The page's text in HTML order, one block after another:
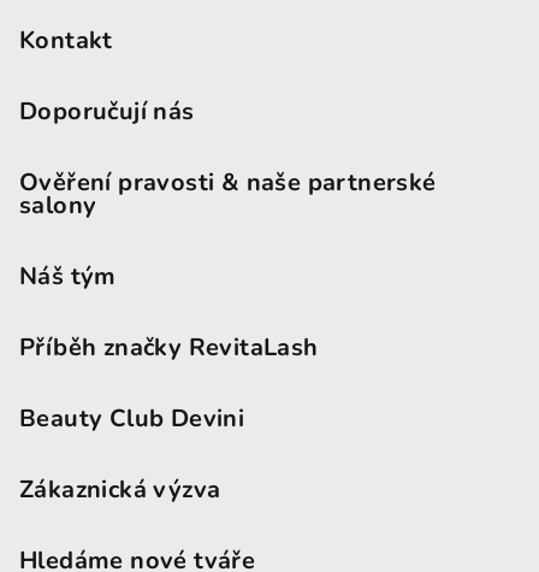
Kontakt
Doporučují nás
Ověření pravosti & naše partnerské
salony
Náš tým
Příběh značky RevitaLash
Beauty Club Devini
Zákaznická výzva
Hledáme nové tváře